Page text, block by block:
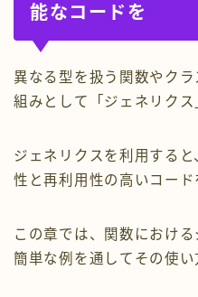
能なコードを
異なる型を扱う関数やク
組みとして「ジェネリクス
ジェネリクスを利用する
性と再利用性の高いコード
この章では、関数におけ
簡単な例を通してその使い